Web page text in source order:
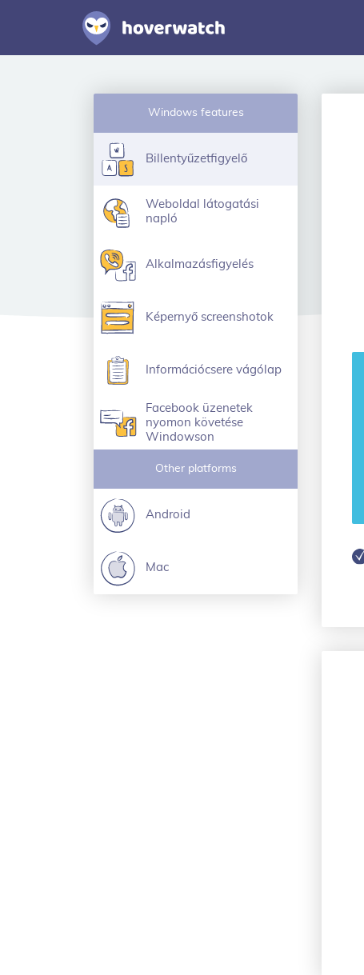
Windows features
Billentyűzetfigyelő
Weboldal látogatási
napló
Alkalmazásfigyelés
Képernyő screenshotok
Információcsere vágólap
Facebook üzenetek
nyomon követése
Windowson
Other platforms
Android
Mac